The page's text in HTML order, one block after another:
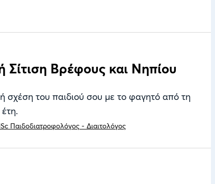
Σίτιση Βρέφους και Νηπίου
σχέση του παιδιού σου με το φαγητό από τη
Παιδοδιατροφολόγος - Διαιτολόγος